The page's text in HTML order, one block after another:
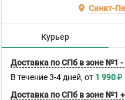
Санкт-
Курьер
Доставка по СПб в зоне №1 -
В течение 3-4 дней 1 990₽
Доставка по СПб в зоне №1